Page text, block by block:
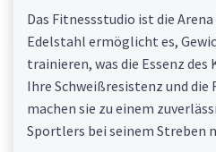
Das Fitnessstudio ist die
Edelstahl ermöglicht es,
trainieren, was die Essenz
Ihre Schweißresistenz und
machen sie zu einem
Sportlers bei seinem Streben